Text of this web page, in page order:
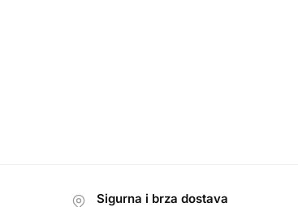
Sigurna i brza dostava